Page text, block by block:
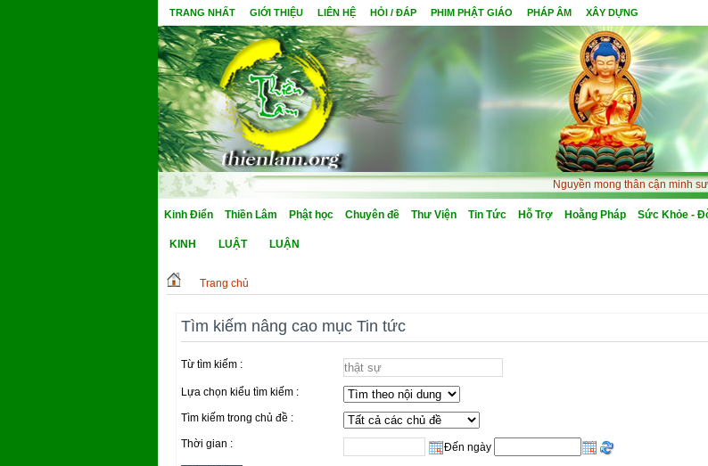
TRANG NHẤT GIỚI THIỆU LIÊN HỆ HỎI / ĐÁP PHIM PHẬT GIÁO PHÁP ÂM XÂY DỰNG
Nguyền mong thân cận minh sư,
Kinh Điển
KINH LUẬT LUẬN
Thiền Lâm Phật học Chuyên đề Thư Viện Tin Tức Hỗ Trợ Hoằng Pháp Sức Khỏe -
Trang chủ
Tìm kiếm nâng cao mục Tin tức
Từ tìm kiếm :
Lựa chọn kiểu tìm kiếm :
Tìm kiếm trong chủ đề :
Thời gian : Đến ngày